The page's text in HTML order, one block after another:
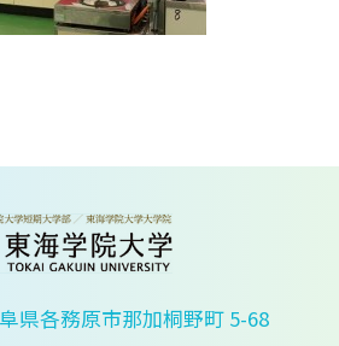
県各務原市那加桐野町 5-68